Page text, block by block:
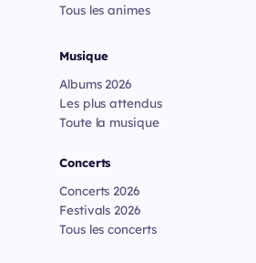
Tous les animes
Musique
Albums 2026
Les plus attendus
Toute la musique
Concerts
Concerts 2026
Festivals 2026
Tous les concerts